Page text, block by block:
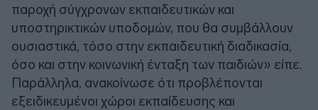
παροχή σύγχρονων εκπαιδευτικών και
υποστηρικτικών υποδομών, που θα συμβάλλουν
ουσιαστικά, τόσο στην εκπαιδευτική διαδικασία,
όσο και στην κοινωνική ένταξη των παιδιών» είπε.
Παράλληλα, ανακοίνωσε ότι προβλέπονται
εξειδικευμένοι χώροι εκπαίδευσης και